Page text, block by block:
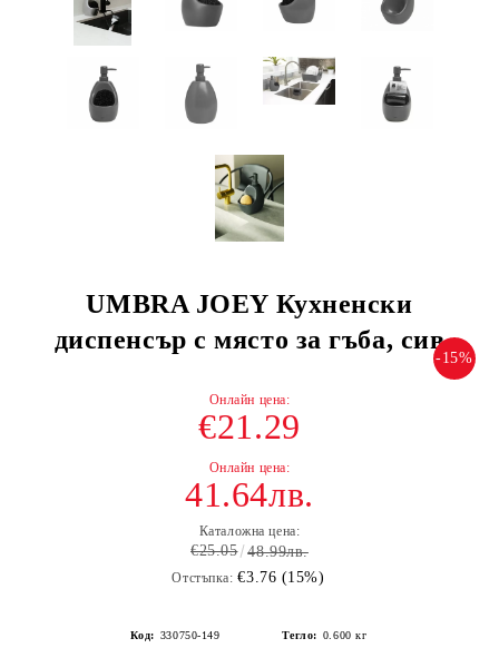
UMBRA JOEY Кухненски
диспенсър с място за гъба, сив
-15%
€21.29
41.64лв.
Каталожна цена:
€25.05 48.99лв.
Отстъпка: €3.76 (15%)
Код: 330750-149 Тегло: 0.600 кг